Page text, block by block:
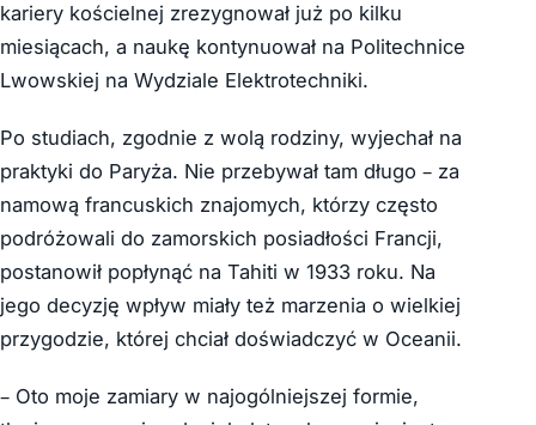
kariery kościelnej zrezygnował już po kilku
miesiącach, a naukę kontynuował na Politechnice
Lwowskiej na Wydziale Elektrotechniki.
Po studiach, zgodnie z wolą rodziny, wyjechał na
praktyki do Paryża. Nie przebywał tam długo – za
namową francuskich znajomych, którzy często
podróżowali do zamorskich posiadłości Francji,
postanowił popłynąć na Tahiti w 1933 roku. Na
jego decyzję wpływ miały też marzenia o wielkiej
przygodzie, której chciał doświadczyć w Oceanii.
– Oto moje zamiary w najogólniejszej formie,